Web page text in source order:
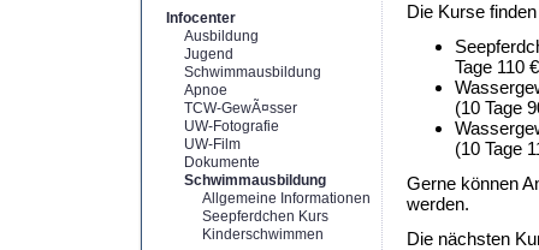
Infocenter
Ausbildung
Jugend
Schwimmausbildung
Apnoe
TCW-GewÃ¤sser
UW-Fotografie
UW-Film
Dokumente
Schwimmausbildung
Allgemeine Informationen
Seepferdchen Kurs
Kinderschwimmen
Die Kurse
Tage 110
(10 Tage
(10 Tage
Gerne können
werden.
Die nächsten